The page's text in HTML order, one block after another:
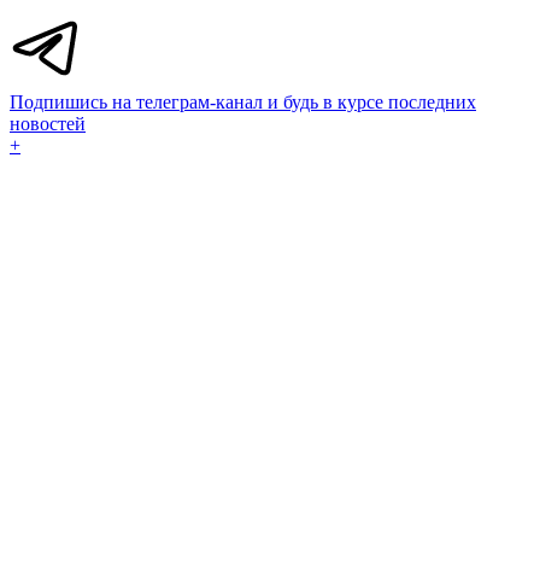
Подпишись на телеграм-канал и будь в курсе последних
новостей
+